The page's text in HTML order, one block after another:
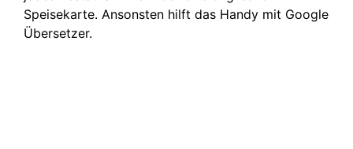
Speisekarte. Ansonsten hilft das Handy mit Google
Übersetzer.